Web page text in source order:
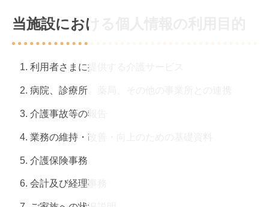
当施設における個人情報の利用目的
利用者さまに提供する介護サービス
病院、診療所、薬局、その他の事業所との連携
介護事故等の報告
業務の維持・改善・向上のための基礎資料
介護保険事務
会計及び経理事務